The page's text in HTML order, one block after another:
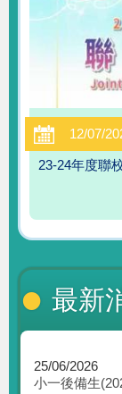
12/07/
23-24年度聯
最新
25/06/2026
小一後備生